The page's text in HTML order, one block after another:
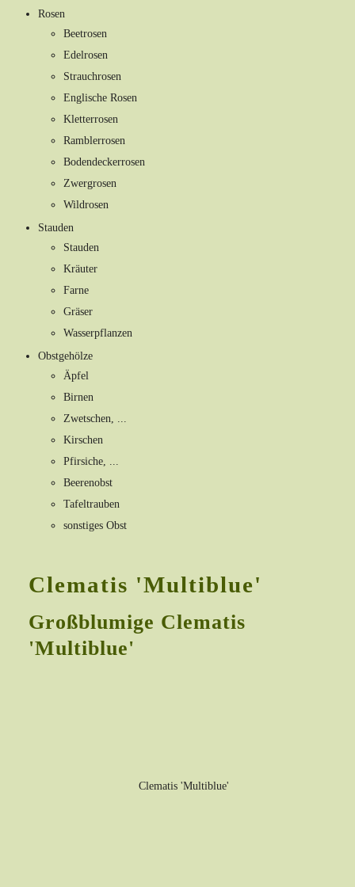
Rosen
Beetrosen
Edelrosen
Strauchrosen
Englische Rosen
Kletterrosen
Ramblerrosen
Bodendeckerrosen
Zwergrosen
Wildrosen
Stauden
Stauden
Kräuter
Farne
Gräser
Wasserpflanzen
Obstgehölze
Äpfel
Birnen
Zwetschen, ...
Kirschen
Pfirsiche, ...
Beerenobst
Tafeltrauben
sonstiges Obst
Clematis 'Multiblue'
Großblumige Clematis
'Multiblue'